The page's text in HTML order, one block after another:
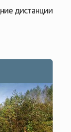
дистанции